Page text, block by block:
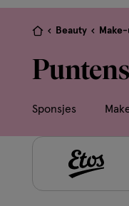
naar
de
ga
naar
footer
Je
hier:
Beauty
Sponsjes